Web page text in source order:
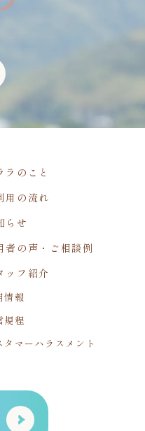
ラのこと
用の流れ
らせ
者の声・ご相談例
ッフ紹介
情報
規程
タマーハラスメント